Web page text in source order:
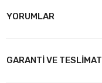
YORUMLAR
GARANTİ VE TESLİMAT